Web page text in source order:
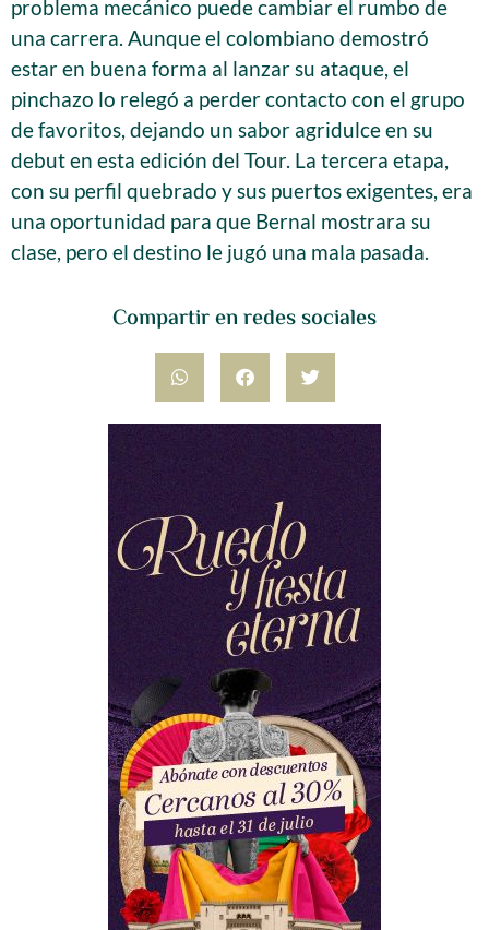
Compartir en redes sociales
problema mecánico puede cambiar el rumbo de
una carrera. Aunque el colombiano demostró
estar en buena forma al lanzar su ataque, el
pinchazo lo relegó a perder contacto con el grupo
de favoritos, dejando un sabor agridulce en su
debut en esta edición del Tour. La tercera etapa,
con su perfil quebrado y sus puertos exigentes, era
una oportunidad para que Bernal mostrara su
clase, pero el destino le jugó una mala pasada.